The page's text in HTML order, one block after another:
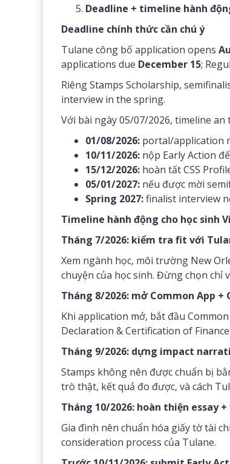
Deadline + timeline hành
Deadline chính thức cần chú ý
Tulane công bố application opens
applications due December 15;
Riêng Stamps Scholarship,
interview in the spring.
Với bài ngày 05/07/2026, timeline an
01/08/2026: portal/application
10/11/2026: nộp Early Action
15/12/2026: hoàn tất CSS
05/01/2027: nếu được mời
Spring 2027:finalist interview
Timeline hành động cho học sinh
Tháng 7/2026: kiểm tra fit với
Xem ngành học, môi trường New
chuyện của học sinh. Đừng chọn chỉ
Tháng 8/2026: mở Common App +
Khi application mở, bắt đầu
Declaration & Certification of
Tháng 9/2026: dựng impact
Stamps không nên được chuẩn bị
trò thật, kết quả đo được, và cách
Tháng 10/2026: hoàn thiện essay
Gia đình nên chuẩn hóa giấy tờ tài
consideration process của Tulane.